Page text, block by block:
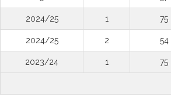
2024/25 1 75
2024/25 2 54
2023/24 1 75